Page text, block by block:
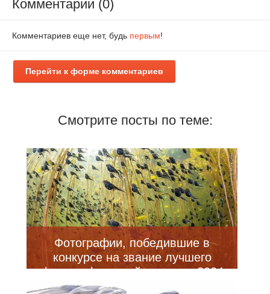
Комментарии (0)
Комментариев еще нет, будь первым!
Перейти к форме комментариев
Смотрите посты по теме:
Фотографии, победившие в
конкурсе на звание лучшего
фотографа живой природы 2024
года (14 фото)